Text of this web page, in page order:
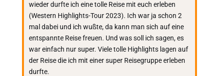
wieder durfte ich eine tolle Reise mit euch erleben
(Western Highlights-Tour 2023). Ich war ja schon 2
mal dabei und ich wußte, da kann man sich auf eine
entspannte Reise freuen. Und was soll ich sagen, es
war einfach nur super. Viele tolle Highlights lagen auf
der Reise die ich mit einer super Reisegruppe erleben
durfte.